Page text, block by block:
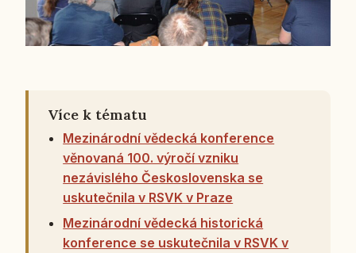
Více k tématu
Mezinárodní vědecká konference
věnovaná 100. výročí vzniku
nezávislého Československa se
uskutečnila v RSVK v Praze
Mezinárodní vědecká historická
konference se uskutečnila v RSVK v